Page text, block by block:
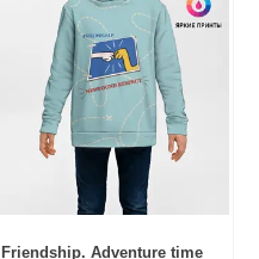
Friendship. Adventure time